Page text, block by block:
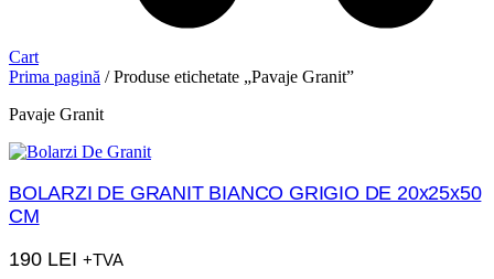
Cart
Prima pagină / Produse etichetate „Pavaje Granit”
Pavaje Granit
BOLARZI DE GRANIT BIANCO GRIGIO DE 20x25x50
CM
190 LEI +TVA